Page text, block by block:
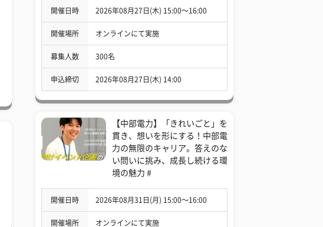
開催日時 2026年08月27日(木) 15:00〜16:00
開催場所 オンラインにて実施
募集人数 300名
申込締切 2026年08月27日(木) 14:00
【中部電力】「きれいごと」を
貫き、想いを形にする！中部電
力の無限のキャリア。答えのな
い問いに挑み、成長し続ける環
境の魅力 #
開催日時 2026年08月31日(月) 15:00〜16:00
開催場所 オンラインにて実施